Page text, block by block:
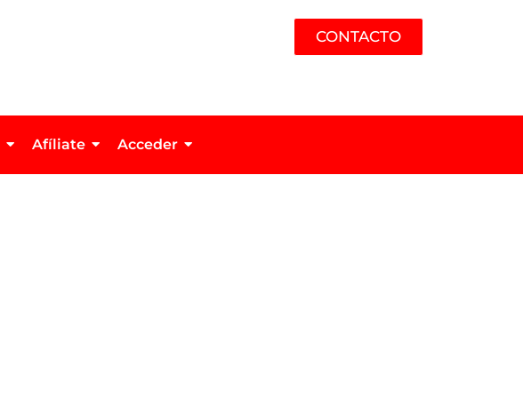
CONTACTO
Afíliate Acceder